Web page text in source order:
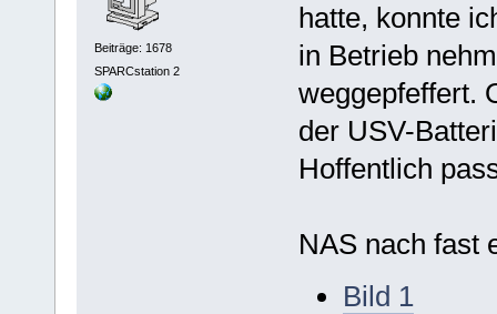
Beiträge: 1678
SPARCstation 2
hatte, konnte
in Betrieb
weggepfeffert.
der USV-
Hoffentlich
NAS nach fast
Bild 1